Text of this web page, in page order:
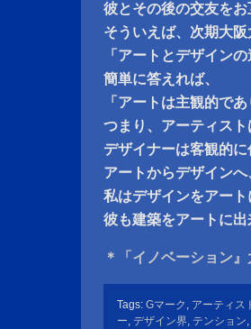
彼とその後の交友を
そういえば、次期大
「アートとデザイン
簡単に答えれば、
「アートは主観的で
つまり、アーティス
デザイナーは客観的
アートからデザイン
私はデザインをアー
彼も建築をアートに
＊「イノベーション
Tags: Gマーク , アーティス
ー, デザイン界, テンション,